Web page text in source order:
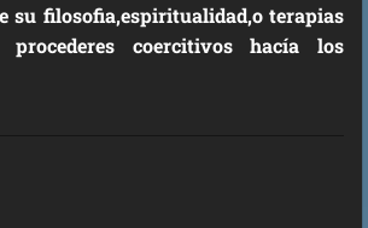
su filosofia,espiritualidad,o terapias
coercitivos hacía los